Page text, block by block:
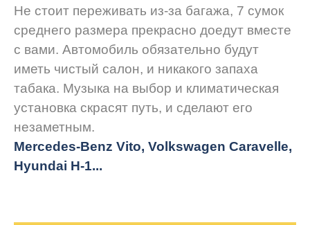
Не стоит переживать из-за багажа, 7 сумок
среднего размера прекрасно доедут вместе
с вами. Автомобиль обязательно будут
иметь чистый салон, и никакого запаха
табака. Музыка на выбор и климатическая
установка скрасят путь, и сделают его
незаметным.
Mercedes-Benz Vito, Volkswagen Caravelle,
Hyundai H-1...